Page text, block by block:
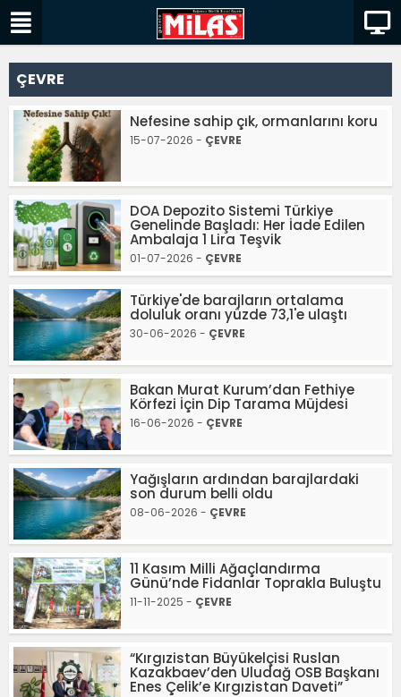
ÇEVRE
Nefesine sahip çık, ormanlarını koru
15-07-2026 - ÇEVRE
DOA Depozito Sistemi Türkiye
Genelinde Başladı: Her İade Edilen
Ambalaja 1 Lira Teşvik
01-07-2026 - ÇEVRE
Türkiye'de barajların ortalama
doluluk oranı yüzde 73,1'e ulaştı
30-06-2026 - ÇEVRE
Bakan Murat Kurum’dan Fethiye
Körfezi İçin Dip Tarama Müjdesi
16-06-2026 - ÇEVRE
Yağışların ardından barajlardaki
son durum belli oldu
08-06-2026 - ÇEVRE
11 Kasım Milli Ağaçlandırma
Günü’nde Fidanlar Toprakla Buluştu
11-11-2025 - ÇEVRE
“Kırgızistan Büyükelçisi Ruslan
Kazakbaev’den Uludağ OSB Başkanı
Enes Çelik’e Kırgızistan Daveti”